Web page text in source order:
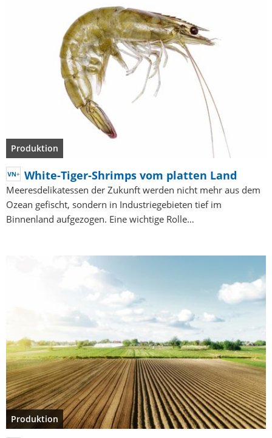
Produktion
White-Tiger-Shrimps vom platten Land
Meeresdelikatessen der Zukunft werden nicht mehr aus dem
Ozean gefischt, sondern in Industriegebieten tief im
Binnenland aufgezogen. Eine wichtige Rolle…
Produktion